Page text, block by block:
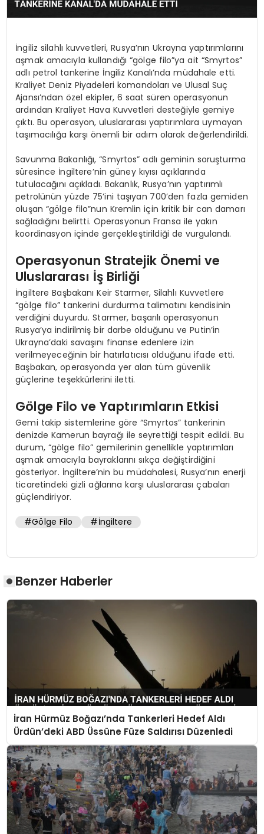
İngiliz silahlı kuvvetleri, Rusya’nın Ukrayna yaptırımlarını
aşmak amacıyla kullandığı “gölge filo”ya ait “Smyrtos”
adlı petrol tankerine İngiliz Kanalı’nda müdahale etti.
Kraliyet Deniz Piyadeleri komandoları ve Ulusal Suç
Ajansı’ndan özel ekipler, 6 saat süren operasyonun
ardından Kraliyet Hava Kuvvetleri desteğiyle gemiye
çıktı. Bu operasyon, uluslararası yaptırımlara uymayan
taşımacılığa karşı önemli bir adım olarak değerlendirildi.
Savunma Bakanlığı, “Smyrtos” adlı geminin soruşturma
süresince İngiltere’nin güney kıyısı açıklarında
tutulacağını açıkladı. Bakanlık, Rusya’nın yaptırımlı
petrolünün yüzde 75’ini taşıyan 700’den fazla gemiden
oluşan “gölge filo”nun Kremlin için kritik bir can damarı
sağladığını belirtti. Operasyonun Fransa ile yakın
koordinasyon içinde gerçekleştirildiği de vurgulandı.
Operasyonun Stratejik Önemi ve
Uluslararası İş Birliği
İngiltere Başbakanı Keir Starmer, Silahlı Kuvvetlere
“gölge filo” tankerini durdurma talimatını kendisinin
verdiğini duyurdu. Starmer, başarılı operasyonun
Rusya’ya indirilmiş bir darbe olduğunu ve Putin’in
Ukrayna’daki savaşını finanse edenlere izin
verilmeyeceğinin bir hatırlatıcısı olduğunu ifade etti.
Başbakan, operasyonda yer alan tüm güvenlik
güçlerine teşekkürlerini iletti.
Gölge Filo ve Yaptırımların Etkisi
Gemi takip sistemlerine göre “Smyrtos” tankerinin
denizde Kamerun bayrağı ile seyrettiği tespit edildi. Bu
durum, “gölge filo” gemilerinin genellikle yaptırımları
aşmak amacıyla bayraklarını sıkça değiştirdiğini
gösteriyor. İngiltere’nin bu müdahalesi, Rusya’nın enerji
ticaretindeki gizli ağlarına karşı uluslararası çabaları
güçlendiriyor.
#Gölge Filo #İngiltere
Benzer Haberler
İran Hürmüz Boğazı’nda Tankerleri Hedef Aldı
Ürdün’deki ABD Üssüne Füze Saldırısı Düzenledi